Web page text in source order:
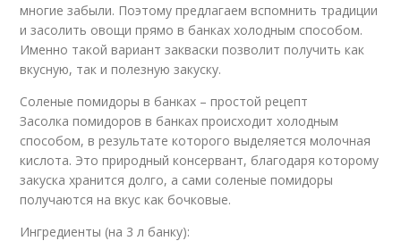
многие забыли. Поэтому предлагаем вспомнить традиции
и засолить овощи прямо в банках холодным способом.
Именно такой вариант закваски позволит получить как
вкусную, так и полезную закуску.
Соленые помидоры в банках – простой рецепт
Засолка помидоров в банках происходит холодным
способом, в результате которого выделяется молочная
кислота. Это природный консервант, благодаря которому
закуска хранится долго, а сами соленые помидоры
получаются на вкус как бочковые.
Ингредиенты (на 3 л банку):